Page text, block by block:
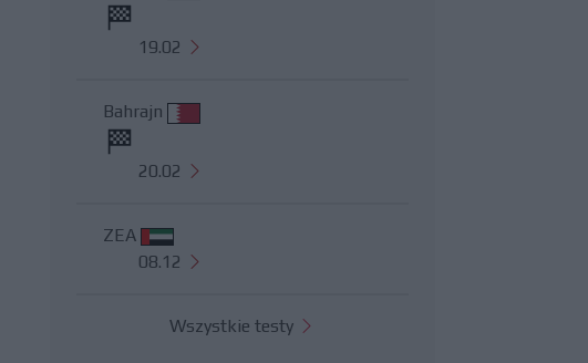
19.02
Bahrajn
20.02
ZEA
08.12
Wszystkie testy